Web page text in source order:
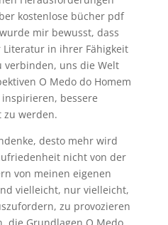
kostenlose bücher pdf
mir bewusst, dass
in ihrer Fähigkeit
verbinden, uns die Welt
O Medo do Homem
bessere
zu werden.
desto mehr wird
nicht von der
von meinen eigenen
vielleicht, nur vielleicht,
zu provozieren